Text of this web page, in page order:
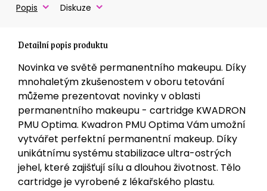
Popis Diskuze
Detailní popis produktu
Novinka ve světě permanentního makeupu. Díky
mnohaletým zkušenostem v oboru tetování
můžeme prezentovat novinky v oblasti
permanentního makeupu - cartridge KWADRON
PMU Optima. Kwadron PMU Optima Vám umožní
vytvářet perfektní permanentní makeup. Díky
unikátnímu systému stabilizace ultra-ostrých
jehel, které zajišťují sílu a dlouhou životnost. Tělo
cartridge je vyrobené z lékařského plastu.